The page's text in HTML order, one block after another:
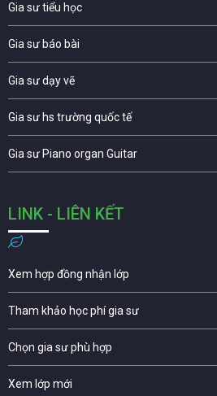
Gia sư tiểu học
Gia sư báo bài
Gia sư dạy vẽ
Gia sư hs trường quốc tế
Gia sư Piano organ Guitar
LINK - LIÊN KẾT
Xem hợp đồng nhận lớp
Tham khảo học phí gia sư
Chọn gia sư phù hợp
Xem lớp mới